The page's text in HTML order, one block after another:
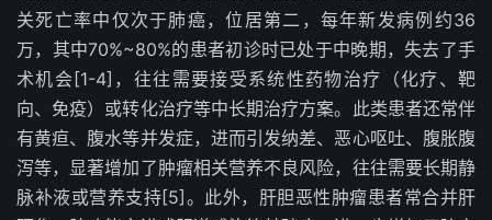
关死亡率中仅次于肺癌，位居第二，每年新发病例约36
万，其中70%~80%的患者初诊时已处于中晚期，失去了手
术机会 [1-4] ，往往需要接受系统性药物治疗（化疗、靶
向、免疫）或转化治疗等中长期治疗方案。此类患者还常伴
有黄疸、腹水等并发症，进而引发纳差、恶心呕吐、腹胀腹
泻等，显著增加了肿瘤相关营养不良风险，往往需要长期静
脉补液或营养支持[5] 。此外，肝胆恶性肿瘤患者常合并肝